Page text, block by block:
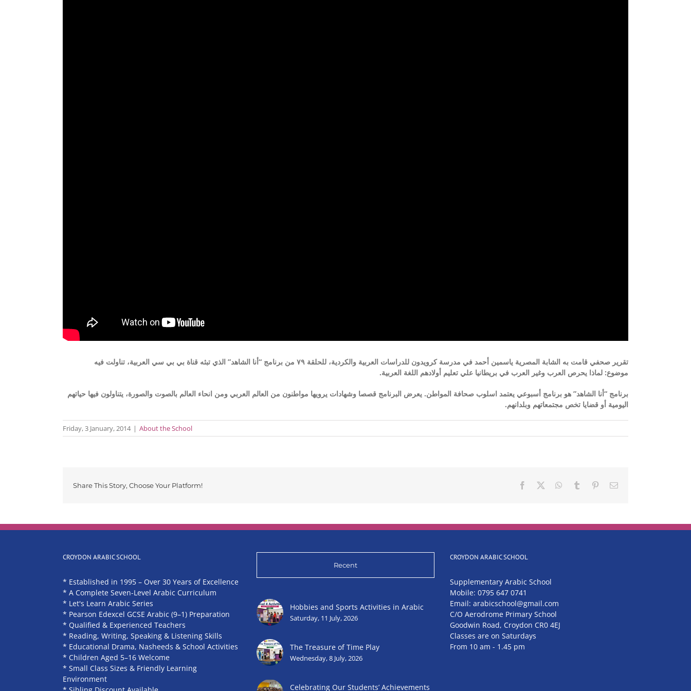
تقرير صحفي قامت به الشابة المصرية ياسمين أحمد في مدرسة كرويدون للدراسات العربية والكردية، للحلقة ٧٩ من برنامج “أنا الشاهد” الذي تبثه قناة بي بي سي العربية، تناولت فيه
موضوع: لماذا يحرص العرب وغير العرب في بريطانيا علي تعليم أولادهم اللغة العربية.
برنامج “أنا الشاهد” هو برنامج أسبوعي يعتمد اسلوب صحافة المواطن. يعرض البرنامج قصصا وشهادات يرويها مواطنون من العالم العربي ومن انحاء العالم بالصوت والصورة، يتناولون فيها حياتهم
اليومية أو قضايا تخص مجتمعاتهم وبلدانهم.
Friday, 3 January, 2014 | About the School
Share This Story, Choose Your Platform! Facebook WhatsApp
Tumblr PinterestEmail
CROYDON ARABIC SCHOOL
* Established in 1995 – Over 30 Years of Excellence
* A Complete Seven-Level Arabic Curriculum
* Let's Learn Arabic Series
* Pearson Edexcel GCSE Arabic (9–1) Preparation
* Qualified & Experienced Teachers
* Reading, Writing, Speaking & Listening Skills
* Educational Drama, Nasheeds & School Activities
* Children Aged 5–16 Welcome
* Small Class Sizes & Friendly Learning
Environment
Recent
Hobbies and Sports Activities in Arabic
Saturday, 11 July, 2026
The Treasure of Time Play
Wednesday, 8 July, 2026
Celebrating Our Students’ Achievements
CROYDON ARABIC SCHOOL
Supplementary Arabic School
Mobile: 0795 647 0741
Email: arabicschool@gmail.com
C/O Aerodrome Primary School
Goodwin Road, Croydon CR0 4EJ
Classes are on Saturdays
From 10 am - 1.45 pm